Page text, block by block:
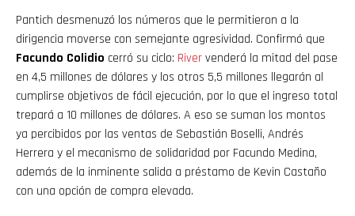
Pantich desmenuzó los números que le permitieron a la
dirigencia moverse con semejante agresividad. Confirmó que
Facundo Colidio cerró su ciclo: Rivervenderá la mitad del pase
en 4,5 millones de dólares y los otros 5,5 millones llegarán al
cumplirse objetivos de fácil ejecución, por lo que el ingreso total
trepará a 10 millones de dólares. A eso se suman los montos
ya percibidos por las ventas de Sebastián Boselli, Andrés
Herrera y el mecanismo de solidaridad por Facundo Medina,
además de la inminente salida a préstamo de Kevin Castaño
con una opción de compra elevada.